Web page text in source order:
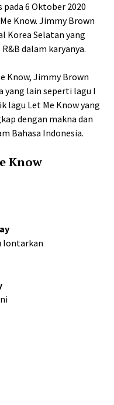
6 Oktober 2020
Know. Jimmy Brown
Korea Selatan yang
dalam karyanya.
Know, Jimmy Brown
yang lain seperti lagu I
lagu Let Me Know yang
dengan makna dan
Bahasa Indonesia.
Know
lontarkan